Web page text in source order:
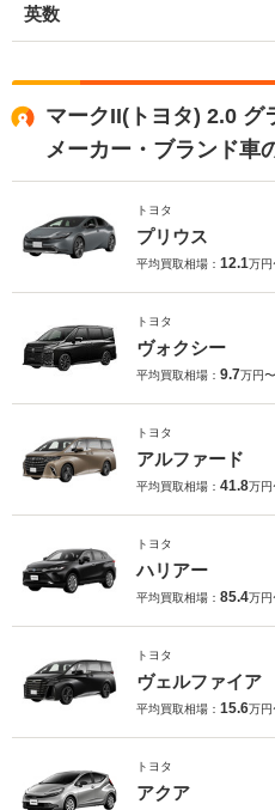
英数
マークII(トヨタ) 2.0 グ
メーカー・ブランド車
トヨタ
プリウス
平均買取相場： 12.1万円
トヨタ
ヴォクシー
平均買取相場： 9.7万円〜
トヨタ
アルファード
平均買取相場： 41.8万円
トヨタ
ハリアー
平均買取相場： 85.4万円
トヨタ
ヴェルファイア
平均買取相場： 15.6万円
トヨタ
アクア